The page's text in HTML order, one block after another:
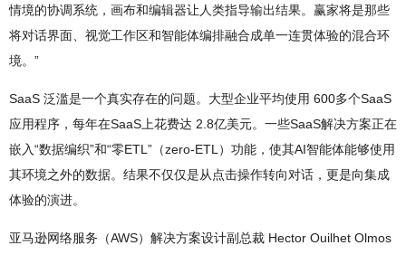
情境的协调系统，画布和编辑器让人类指导输出结果。赢家将是那些
将对话界面、视觉工作区和智能体编排融合成单一连贯体验的混合环
境。”
SaaS 泛滥是一个真实存在的问题。大型企业平均使用 600多个SaaS
应用程序，每年在SaaS上花费达 2.8亿美元。一些SaaS解决方案正在
嵌入“数据编织”和“零ETL”（zero-ETL）功能，使其AI智能体能够使用
其环境之外的数据。结果不仅仅是从点击操作转向对话，更是向集成
体验的演进。
亚马逊网络服务（AWS）解决方案设计副总裁 Hector Ouilhet Olmos